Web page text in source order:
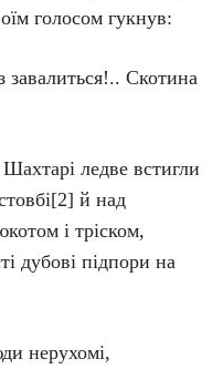
голосом гукнув:
завалиться!.. Скотина
ледве встигли
й над
і тріском,
дубові підпори на
нерухомі,